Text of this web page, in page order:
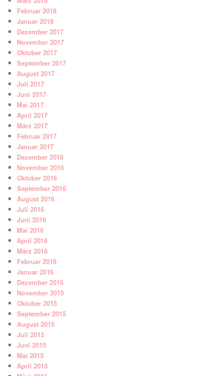
Februar 2018
Januar 2018
Dezember 2017
November 2017
Oktober 2017
September 2017
August 2017
Juli 2017
Juni 2017
Mai 2017
April 2017
März 2017
Februar 2017
Januar 2017
Dezember 2016
November 2016
Oktober 2016
September 2016
August 2016
Juli 2016
Juni 2016
Mai 2016
April 2016
März 2016
Februar 2016
Januar 2016
Dezember 2015
November 2015
Oktober 2015
September 2015
August 2015
Juli 2015
Juni 2015
Mai 2015
April 2015